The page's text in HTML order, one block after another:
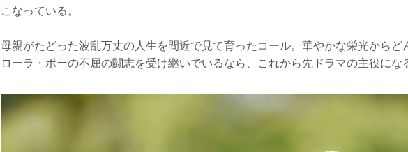
こなっている。
母親がたどった波乱万丈の人生を間近で見て育ったコール。華やかな栄光からど
ローラ・ボーの不屈の闘志を受け継いでいるなら、これから先ドラマの主役にな